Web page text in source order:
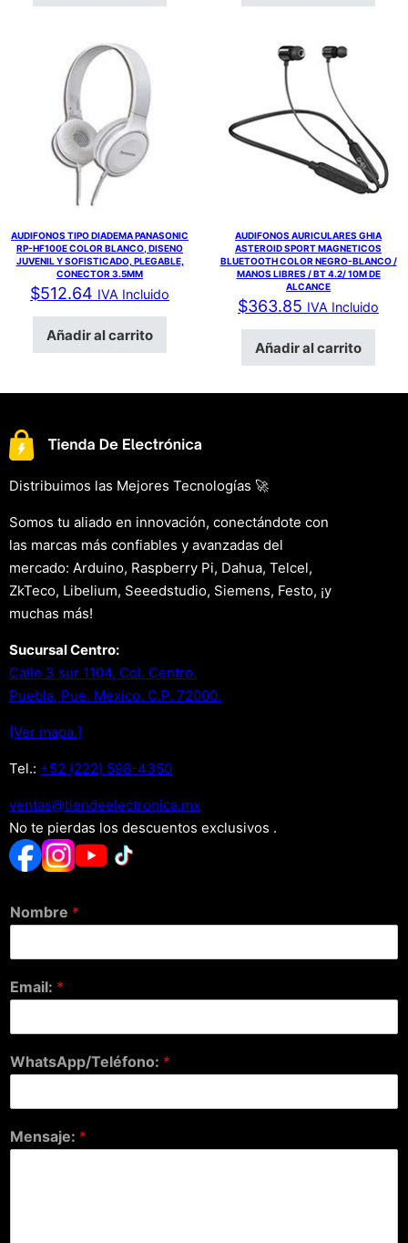
AUDIFONOS TIPO DIADEMA PANASONIC
RP-HF100E COLOR BLANCO, DISENO
JUVENIL Y SOFISTICADO, PLEGABLE,
CONECTOR 3.5MM
$512.64 IVA Incluido
Añadir al carrito
AUDIFONOS AURICULARES GHIA
ASTEROID SPORT MAGNETICOS
BLUETOOTH COLOR NEGRO-BLANCO /
MANOS LIBRES / BT 4.2/ 10M DE
ALCANCE
$363.85 IVA Incluido
Añadir al carrito
Distribuimos las Mejores Tecnologías 🚀
Somos tu aliado en innovación, conectándote con
las marcas más confiables y avanzadas del
mercado: Arduino, Raspberry Pi, Dahua, Telcel,
ZkTeco, Libelium, Seeedstudio, Siemens, Festo, ¡y
muchas más!
Sucursal Centro:
Calle 3 sur 1104, Col. Centro.
Puebla, Pue. Mexico. C.P. 72000.
[Ver mapa.]
Tel.: +52 (222) 598-4350
xm.acinortceleedneit@satnev
No te pierdas los descuentos exclusivos .
Nombre *
Email: *
WhatsApp/Teléfono: *
Mensaje: *